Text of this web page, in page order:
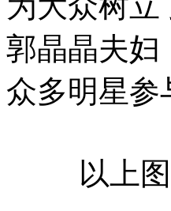
郭晶晶夫妇
众多明星参
以上